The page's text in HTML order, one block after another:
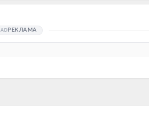
РЕКЛАМА